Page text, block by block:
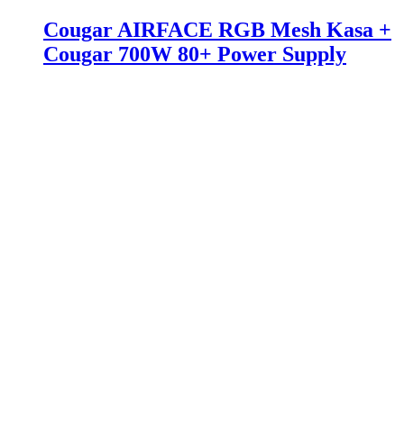
Cougar AIRFACE RGB Mesh Kasa +
Cougar 700W 80+ Power Supply